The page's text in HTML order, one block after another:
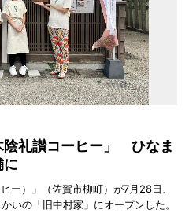
陰礼讃コーヒー」 ひなま
に
ー）」（佐賀市柳町）が7月28日、
いの「旧中村家」にオープンした。